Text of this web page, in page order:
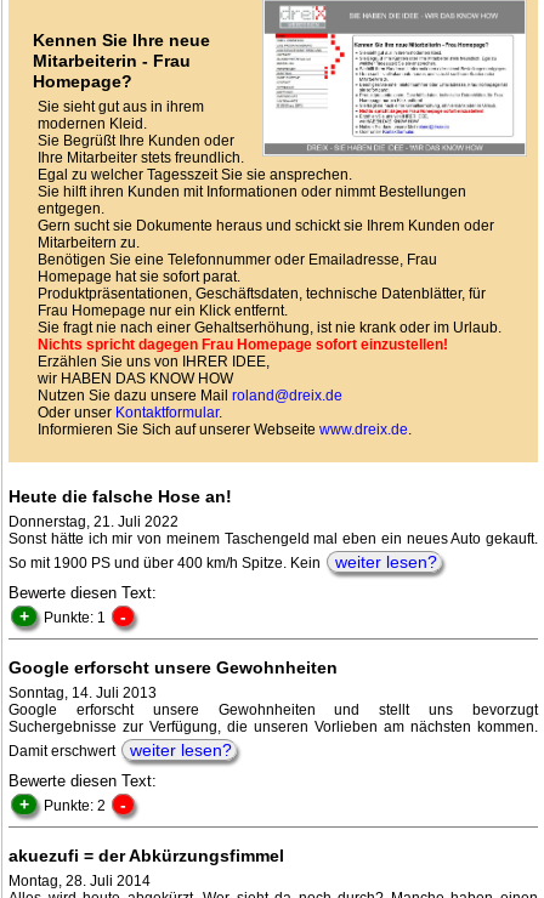
Kennen Sie Ihre neue
Mitarbeiterin - Frau
Homepage?
Sie sieht gut aus in ihrem
modernen Kleid.
Sie Begrüßt Ihre Kunden oder
Ihre Mitarbeiter stets freundlich.
Egal zu welcher Tagesszeit Sie sie ansprechen.
Sie hilft ihren Kunden mit Informationen oder nimmt Bestellungen
entgegen.
Gern sucht sie Dokumente heraus und schickt sie Ihrem Kunden oder
Mitarbeitern zu.
Benötigen Sie eine Telefonnummer oder Emailadresse, Frau
Homepage hat sie sofort parat.
Produktpräsentationen, Geschäftsdaten, technische Datenblätter, für
Frau Homepage nur ein Klick entfernt.
Sie fragt nie nach einer Gehaltserhöhung, ist nie krank oder im Urlaub.
Nichts spricht dagegen Frau Homepage sofort einzustellen!
Erzählen Sie uns von IHRER IDEE,
wir HABEN DAS KNOW HOW
Nutzen Sie dazu unsere Mail roland@dreix.de
Oder unser Kontaktformular.
Informieren Sie Sich auf unserer Webseite www.dreix.de.
Heute die falsche Hose an!
Donnerstag, 21. Juli 2022
Sonst hätte ich mir von meinem Taschengeld mal eben ein neues Auto gekauft.
So mit 1900 PS und über 400 km/h Spitze. Kein
weiter lesen?
Bewerte diesen Text:
+ Punkte: 1 -
Google erforscht unsere Gewohnheiten
Sonntag, 14. Juli 2013
Google erforscht unsere Gewohnheiten und stellt uns bevorzugt
Suchergebnisse zur Verfügung, die unseren Vorlieben am nächsten kommen.
Damit erschwert
weiter lesen?
Bewerte diesen Text:
+ Punkte: 2 -
akuezufi = der Abkürzungsfimmel
Montag, 28. Juli 2014